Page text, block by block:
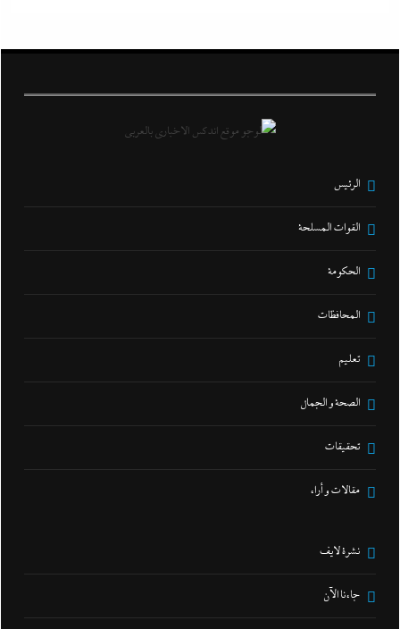
الرئيس
القوات المسلحة
الحكومة
المحافظات
تعليم
الصحة و الجمال
تحقيقات
مقالات و أراء
نشرة لايف
جاءنا الآن